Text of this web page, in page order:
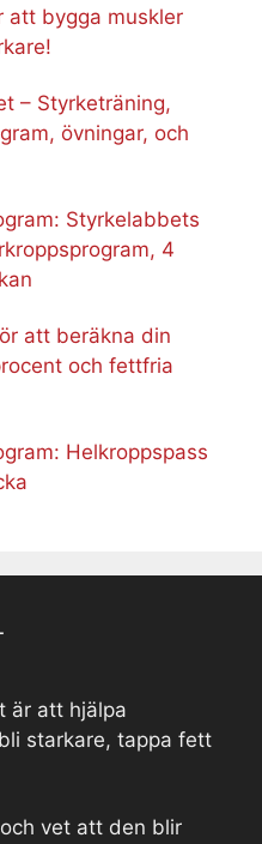
att bygga muskler
– Styrketräning,
övningar, och
Styrkelabbets
4
att beräkna din
och fettfria
Helkroppspass
är att hjälpa
starkare, tappa fett
vet att den blir